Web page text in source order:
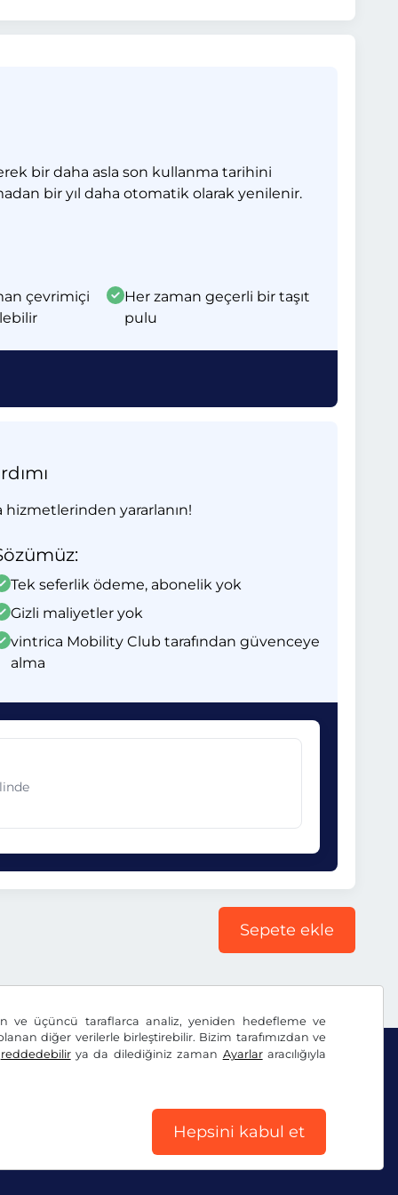
ve üçüncü taraflarca analiz, yeniden hedefleme ve
diğer verilerle birleştirebilir. Bizim tarafımızdan ve
reddedebilirya da dilediğiniz zaman Ayarlararacılığıyla
Hepsini kabul et
bir daha asla son kullanma tarihini
bir yıl daha otomatik olarak yenilenir.
çevrimiçi
Her zaman geçerli bir taşıt
pulu
yararlanın!
Tek seferlik ödeme, abonelik yok
Gizli maliyetler yok
vintrica Mobility Club tarafından güvenceye
alma
Sepete ekle